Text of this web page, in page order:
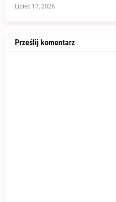
Lipiec 17, 2026
Prześlij komentarz